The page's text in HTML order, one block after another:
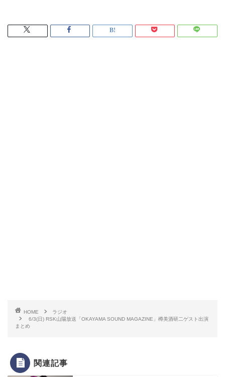
HOME
ラジオ
6/3(日) RSK山陽放送「OKAYAMA SOUND MAGAZINE」樽美酒研二ゲスト出演
まとめ
関連記事